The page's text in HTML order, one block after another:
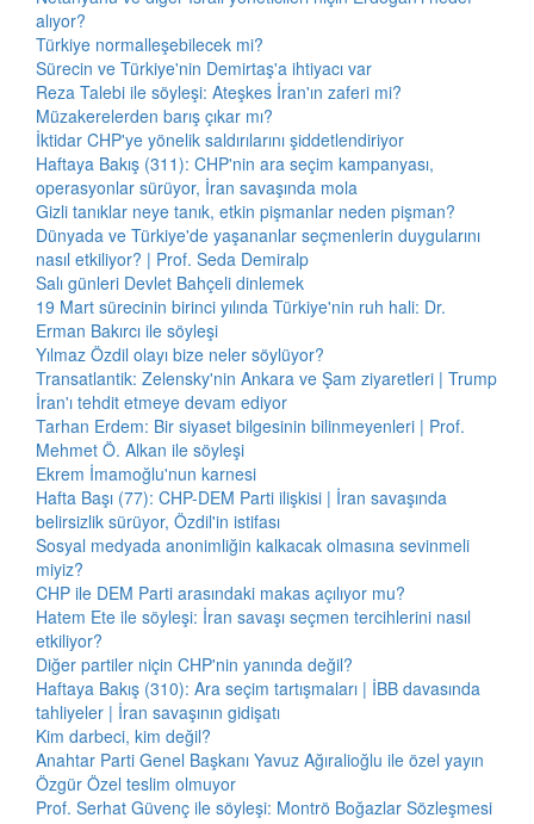
alıyor?
Türkiye normalleşebilecek mi?
Sürecin ve Türkiye'nin Demirtaş'a ihtiyacı var
Reza Talebi ile söyleşi: Ateşkes İran'ın zaferi mi?
Müzakerelerden barış çıkar mı?
İktidar CHP'ye yönelik saldırılarını şiddetlendiriyor
Haftaya Bakış (311): CHP'nin ara seçim kampanyası,
operasyonlar sürüyor, İran savaşında mola
Gizli tanıklar neye tanık, etkin pişmanlar neden pişman?
Dünyada ve Türkiye'de yaşananlar seçmenlerin duygularını
nasıl etkiliyor? | Prof. Seda Demiralp
Salı günleri Devlet Bahçeli dinlemek
19 Mart sürecinin birinci yılında Türkiye'nin ruh hali: Dr.
Erman Bakırcı ile söyleşi
Yılmaz Özdil olayı bize neler söylüyor?
Transatlantik: Zelensky'nin Ankara ve Şam ziyaretleri | Trump
İran'ı tehdit etmeye devam ediyor
Tarhan Erdem: Bir siyaset bilgesinin bilinmeyenleri | Prof.
Mehmet Ö. Alkan ile söyleşi
Ekrem İmamoğlu'nun karnesi
Hafta Başı (77): CHP-DEM Parti ilişkisi | İran savaşında
belirsizlik sürüyor, Özdil'in istifası
Sosyal medyada anonimliğin kalkacak olmasına sevinmeli
miyiz?
CHP ile DEM Parti arasındaki makas açılıyor mu?
Hatem Ete ile söyleşi: İran savaşı seçmen tercihlerini nasıl
etkiliyor?
Diğer partiler niçin CHP'nin yanında değil?
Haftaya Bakış (310): Ara seçim tartışmaları | İBB davasında
tahliyeler | İran savaşının gidişatı
Kim darbeci, kim değil?
Anahtar Parti Genel Başkanı Yavuz Ağıralioğlu ile özel yayın
Özgür Özel teslim olmuyor
Prof. Serhat Güvenç ile söyleşi: Montrö Boğazlar Sözleşmesi